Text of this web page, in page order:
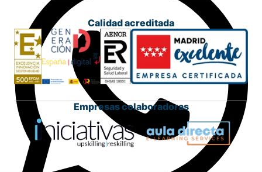
Calidad acreditada
Empresas colaboradoras